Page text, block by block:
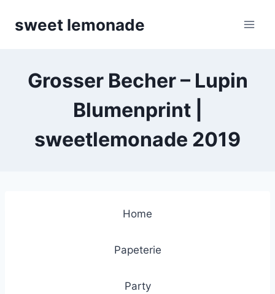
sweet lemonade
Grosser Becher – Lupin
Blumenprint |
sweetlemonade 2019
Home
Papeterie
Party